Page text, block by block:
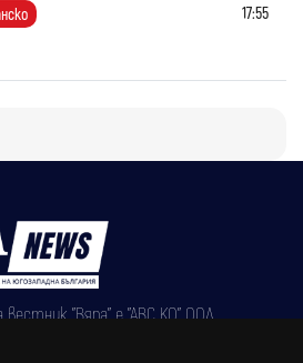
17:55
"Вяра" е "АВС КО" ООД,
година.